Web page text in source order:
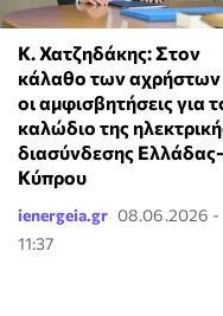
Κ. Χατζηδάκης: Στον
κάλαθο των αχρήστων
οι αμφισβητήσεις για
καλώδιο της
διασύνδεσης Ελλάδας-
Κύπρου
ienergeia.gr 08.06.2026 -
11:37